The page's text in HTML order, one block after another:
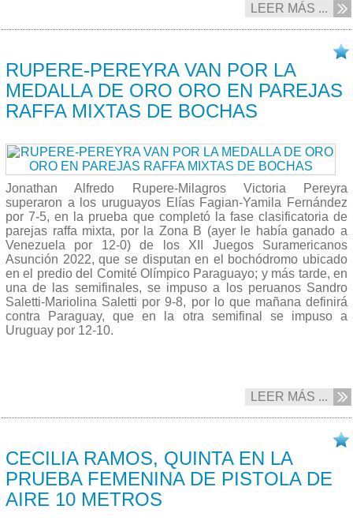
LEER MÁS ...
RUPERE-PEREYRA VAN POR LA
MEDALLA DE ORO ORO EN PAREJAS
RAFFA MIXTAS DE BOCHAS
Jonathan Alfredo Rupere-Milagros Victoria Pereyra
superaron a los uruguayos Elías Fagian-Yamila Fernández
por 7-5, en la prueba que completó la fase clasificatoria de
parejas raffa mixta, por la Zona B (ayer le había ganado a
Venezuela por 12-0) de los XII Juegos Suramericanos
Asunción 2022, que se disputan en el bochódromo ubicado
en el predio del Comité Olímpico Paraguayo; y más tarde, en
una de las semifinales, se impuso a los peruanos Sandro
Saletti-Mariolina Saletti por 9-8, por lo que mañana definirá
contra Paraguay, que en la otra semifinal se impuso a
Uruguay por 12-10.
LEER MÁS ...
CECILIA RAMOS, QUINTA EN LA
PRUEBA FEMENINA DE PISTOLA DE
AIRE 10 METROS